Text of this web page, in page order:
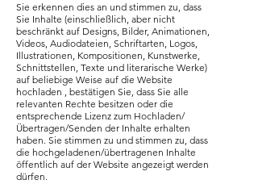
Sie erkennen dies an und stimmen zu, dass
Sie Inhalte (einschließlich, aber nicht
beschränkt auf Designs, Bilder, Animationen,
Videos, Audiodateien, Schriftarten, Logos,
Illustrationen, Kompositionen, Kunstwerke,
Schnittstellen, Texte und literarische Werke)
auf beliebige Weise auf die Website
hochladen , bestätigen Sie, dass Sie alle
relevanten Rechte besitzen oder die
entsprechende Lizenz zum Hochladen/
Übertragen/Senden der Inhalte erhalten
haben. Sie stimmen zu und stimmen zu, dass
die hochgeladenen/übertragenen Inhalte
öffentlich auf der Website angezeigt werden
dürfen.